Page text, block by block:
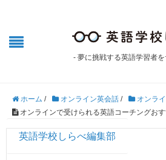
- 夢に挑戦する英語学習者
ホーム / オンライン英会話 / オンラ
オンラインで受けられる英語コーチングお
英語学校しらべ編集部